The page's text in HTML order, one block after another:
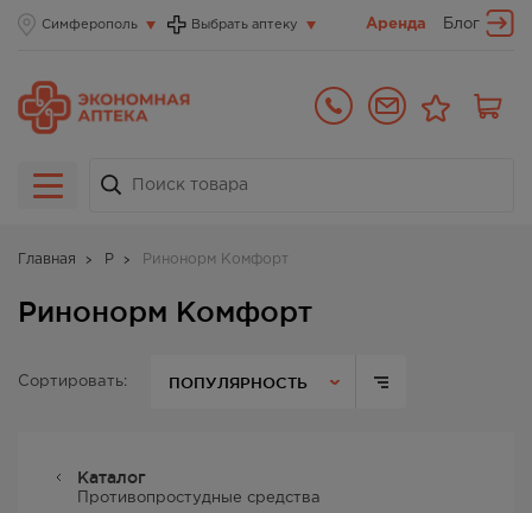
Симферополь Выбрать аптеку Аренда Блог
Главная Р Ринонорм Комфорт
Ринонорм Комфорт
Сортировать: ПОПУЛЯРНОСТЬ
Каталог
Противопростудные средства